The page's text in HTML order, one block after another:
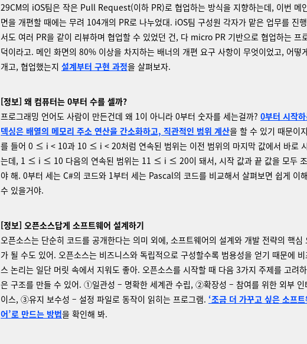
29CM의 iOS팀은 작은 Pull Request(이하 PR)로 협업하는 방식을 지향하는데, 이번 메
면을 개편할 때에는 무려 104개의 PR로 나누었대. iOS팀 구성원 각자가 맡은 업무를 진
서도 여러 PR을 같이 리뷰하며 협업할 수 있었던 건, 다 micro PR 기반으로 협업하는 프
덕이라고. 메인 화면의 80% 이상을 차지하는 배너의 개편 요구 사항이 무엇이었고, 어떻
개고, 협업했는지 설계부터 구현 과정을 살펴보자.
[정보] 왜 컴퓨터는 0부터 수를 셀까?
프로그래밍 언어도 사람이 만든건데 왜 1이 아니라 0부터 숫자를 세는걸까? 0부터 시작
덱싱은 배열의 메모리 주소 연산을 간소화하고, 직관적인 범위 계산을 할 수 있기 때문이
를 들어 0 ≤ i < 10과 10 ≤ i < 20처럼 연속된 범위는 이전 범위의 마지막 값에서 바로
는데, 1 ≤ i ≤ 10 다음의 연속된 범위는 11 ≤ i ≤ 20이 돼서, 시작 값과 끝 값을 모두
야 해. 0부터 세는 C#의 코드와 1부터 세는 Pascal의 코드를 비교해서 살펴보면 쉽게 이
수 있을거야.
[정보] 오픈소스답게 소프트웨어 설계하기
오픈소스는 단순히 코드를 공개한다는 의미 외에, 소프트웨어의 설계와 개발 전략의 핵심
가 될 수도 있어. 오픈소스는 비즈니스와 독립적으로 구성할수록 범용성을 얻기 때문에 비
스 논리는 일단 머릿 속에서 지워도 좋아. 오픈소스를 시작할 때 다음 3가지 주제를 고려
은 구조를 만들 수 있어. ①일관성 – 명확한 세계관 수립, ②확장성 – 참여를 위한 외부 인
이스, ③유지 보수성 – 설정 파일로 동작이 읽히는 프로그램. ‘조금 더 가꾸고 싶은 소프트
어’로 만드는 방법을 확인해 봐.